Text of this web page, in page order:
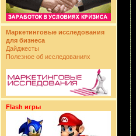
Маркетинговые исследования
для бизнеса
Дайджесты
Полезное об исследованиях
Flash игры